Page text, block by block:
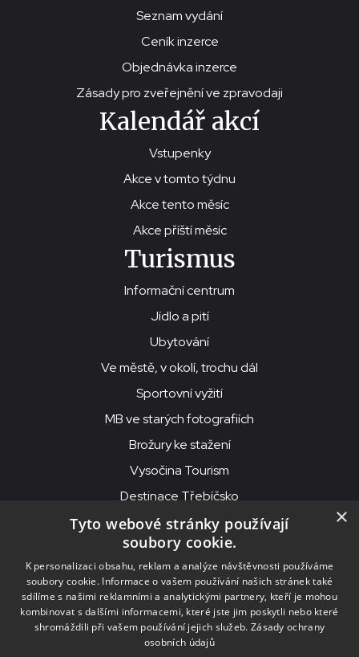
Seznam vydání
Ceník inzerce
Objednávka inzerce
Zásady pro zveřejnění ve zpravodaji
Kalendář akcí
Vstupenky
Akce v tomto týdnu
Akce tento měsíc
Akce příští měsíc
Turismus
Informační centrum
Jídlo a pití
Ubytování
Ve městě, v okolí, trochu dál
Sportovní vyžití
MB ve starých fotografiích
Brožury ke stažení
Vysočina Tourism
Destinace Třebíčsko
© 2026MKS Beseda Mor. Budějovice
MKS Beseda, příspěvková organizace, Purcnerova 62, 676 02
Moravské Budějovice
IČO: 00091758, DIČ: CZ00091758, ID datové schránky: chjn2kd
×
Tyto webové stránky používají
soubory cookie.
K personalizaci obsahu, reklam a analýze návštěvnosti používáme
soubory cookie. Informace o vašem používání našich stránek také
sdílíme s našimi reklamními a analytickými partnery, kteří je mohou
kombinovat s dalšími informacemi, které jste jim poskytli nebo které
shromáždili při vašem používání jejich služeb. Zásady ochrany
osobních údajů